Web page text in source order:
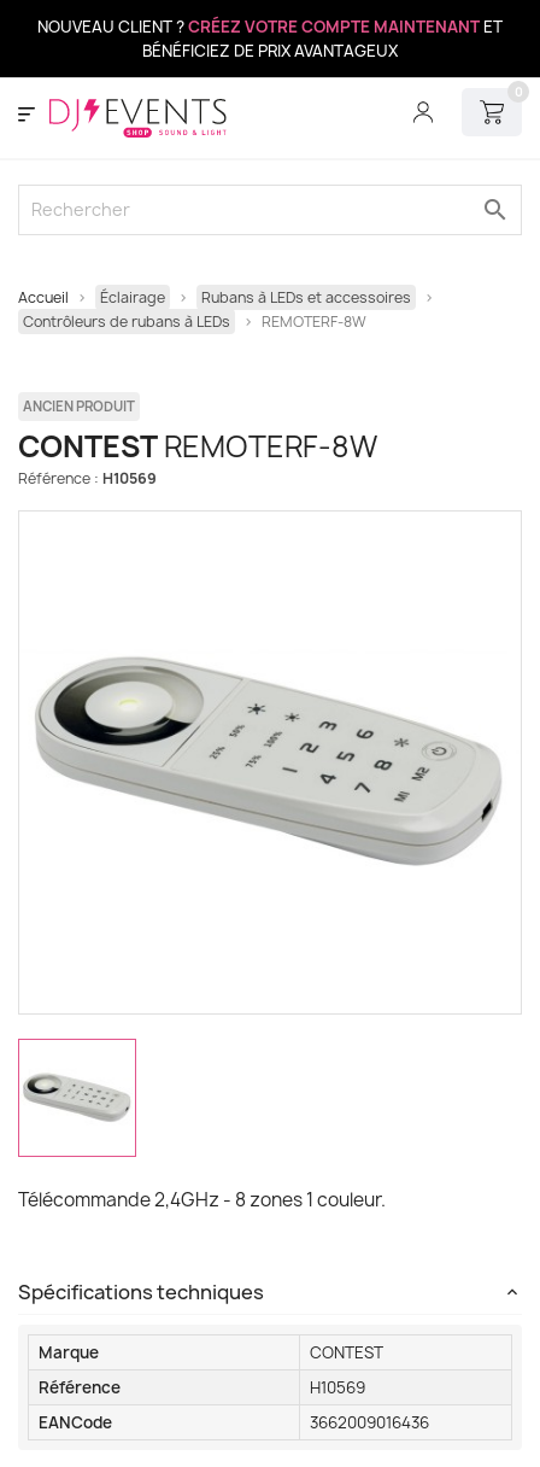
NOUVEAU CLIENT ?CRÉEZ VOTRE COMPTE MAINTENANT ET
BÉNÉFICIEZ DE PRIX AVANTAGEUX
0
search
Accueil Éclairage
Rubans à LEDs et accessoires
Contrôleurs de rubans à LEDs
REMOTERF-8W
ANCIEN PRODUIT
CONTESTREMOTERF-8W
Référence : H10569
Télécommande 2,4GHz - 8 zones 1 couleur.
Spécifications techniques
Marque
CONTEST
Référence
H10569
EANCode
3662009016436